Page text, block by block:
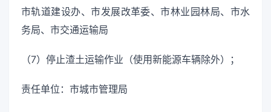
市轨道建设办、市发展改革委、市林业园林局、市水
务局、市交通运输局
（7）停止渣土运输作业（使用新能源车辆除外）；
责任单位：市城市管理局